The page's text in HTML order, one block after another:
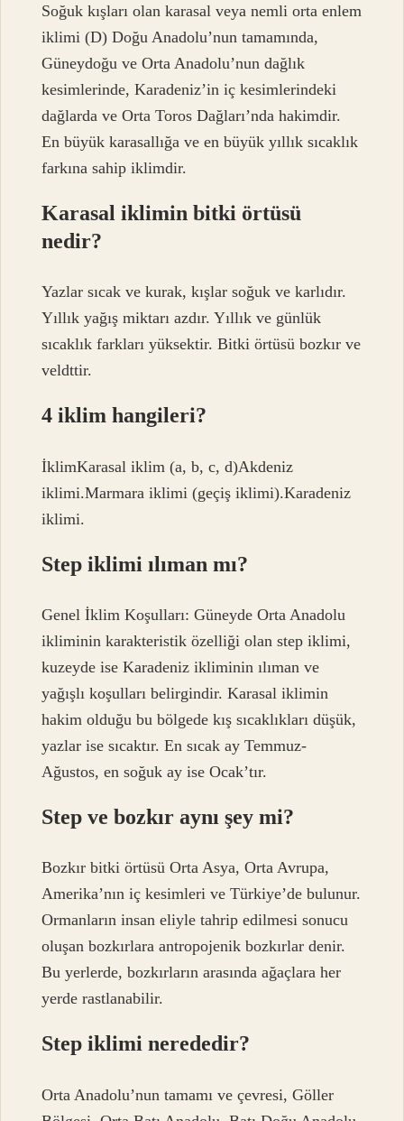
Soğuk kışları olan karasal veya nemli orta enlem
iklimi (D) Doğu Anadolu’nun tamamında,
Güneydoğu ve Orta Anadolu’nun dağlık
kesimlerinde, Karadeniz’in iç kesimlerindeki
dağlarda ve Orta Toros Dağları’nda hakimdir.
En büyük karasallığa ve en büyük yıllık sıcaklık
farkına sahip iklimdir.
Karasal iklimin bitki örtüsü
nedir?
Yazlar sıcak ve kurak, kışlar soğuk ve karlıdır.
Yıllık yağış miktarı azdır. Yıllık ve günlük
sıcaklık farkları yüksektir. Bitki örtüsü bozkır ve
veldttir.
4 iklim hangileri?
İklimKarasal iklim (a, b, c, d)Akdeniz
iklimi.Marmara iklimi (geçiş iklimi).Karadeniz
iklimi.
Step iklimi ılıman mı?
Genel İklim Koşulları: Güneyde Orta Anadolu
ikliminin karakteristik özelliği olan step iklimi,
kuzeyde ise Karadeniz ikliminin ılıman ve
yağışlı koşulları belirgindir. Karasal iklimin
hakim olduğu bu bölgede kış sıcaklıkları düşük,
yazlar ise sıcaktır. En sıcak ay Temmuz-
Ağustos, en soğuk ay ise Ocak’tır.
Step ve bozkır aynı şey mi?
Bozkır bitki örtüsü Orta Asya, Orta Avrupa,
Amerika’nın iç kesimleri ve Türkiye’de bulunur.
Ormanların insan eliyle tahrip edilmesi sonucu
oluşan bozkırlara antropojenik bozkırlar denir.
Bu yerlerde, bozkırların arasında ağaçlara her
yerde rastlanabilir.
Step iklimi nerededir?
Orta Anadolu’nun tamamı ve çevresi, Göller